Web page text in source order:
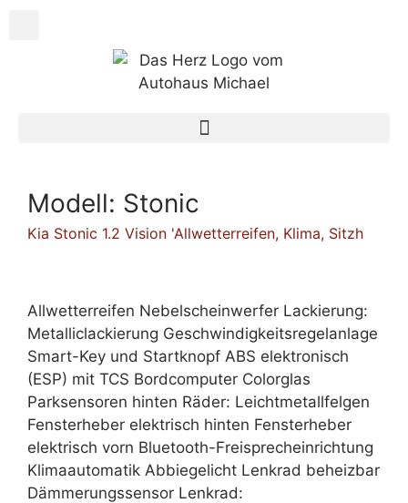
Modell: Stonic
Kia Stonic 1.2 Vision 'Allwetterreifen, Klima, Sitzh
Allwetterreifen Nebelscheinwerfer Lackierung:
Metalliclackierung Geschwindigkeitsregelanlage
Smart-Key und Startknopf ABS elektronisch
(ESP) mit TCS Bordcomputer Colorglas
Parksensoren hinten Räder: Leichtmetallfelgen
Fensterheber elektrisch hinten Fensterheber
elektrisch vorn Bluetooth-Freisprecheinrichtung
Klimaautomatik Abbiegelicht Lenkrad beheizbar
Dämmerungssensor Lenkrad: